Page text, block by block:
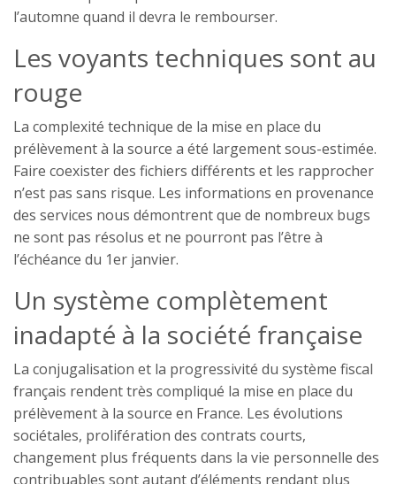
l’automne quand il devra le rembourser.
Les voyants techniques sont au
rouge
La complexité technique de la mise en place du
prélèvement à la source a été largement sous-estimée.
Faire coexister des fichiers différents et les rapprocher
n’est pas sans risque. Les informations en provenance
des services nous démontrent que de nombreux bugs
ne sont pas résolus et ne pourront pas l’être à
l’échéance du 1er janvier.
Un système complètement
inadapté à la société française
La conjugalisation et la progressivité du système fiscal
français rendent très compliqué la mise en place du
prélèvement à la source en France. Les évolutions
sociétales, prolifération des contrats courts,
changement plus fréquents dans la vie personnelle des
contribuables sont autant d’éléments rendant plus